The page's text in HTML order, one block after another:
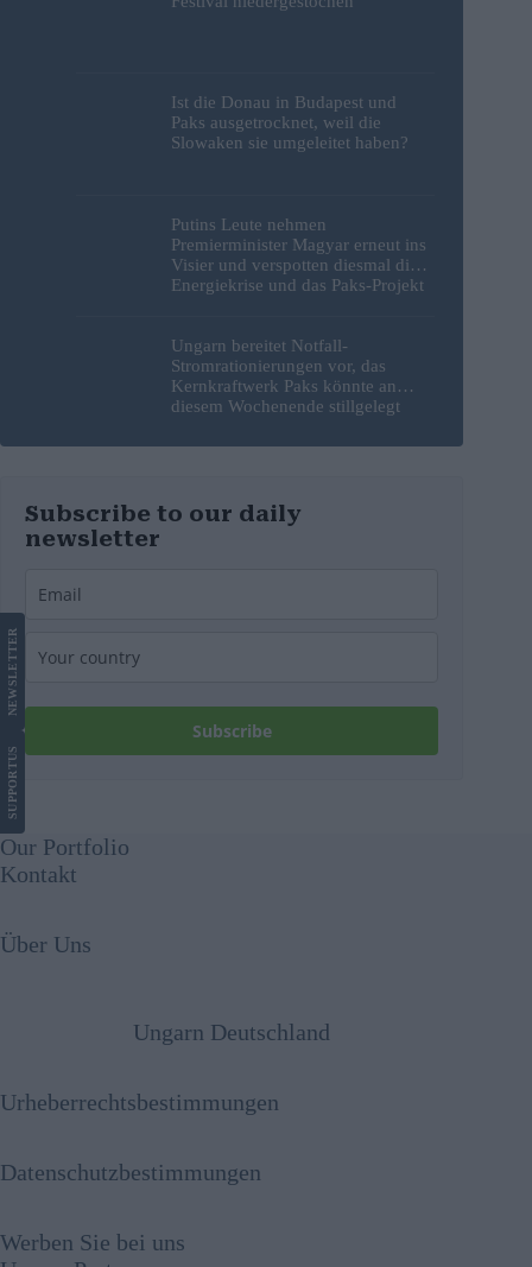
Ist die Donau in Budapest und
Paks ausgetrocknet, weil die
Slowaken sie umgeleitet haben?
Putins Leute nehmen
Premierminister Magyar erneut ins
Visier und verspotten diesmal die
Energiekrise und das Paks-Projekt
Ungarn bereitet Notfall-
Stromrationierungen vor, das
Kernkraftwerk Paks könnte an
diesem Wochenende stillgelegt
Subscribe to our daily
newsletter
Subscribe
SUPPORT
US
NEWS
LETTER
Our Portfolio
Kontakt
Über Uns
Ungarn Deutschland
Urheberrechtsbestimmungen
Datenschutzbestimmungen
Werben Sie bei uns